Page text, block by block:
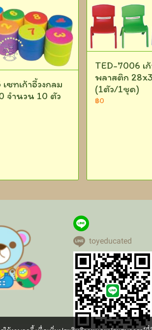
ซทเก้าอี้วงกลม
จำนวน 10 ตัว
TED-7006 เ
พลาสติก
(1ตัว/1ชุด)
฿0
toyeducated